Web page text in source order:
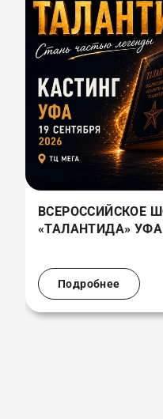
ВСЕРОССИЙСКОЕ
«ТАЛАНТИДА» УФА
Подробнее